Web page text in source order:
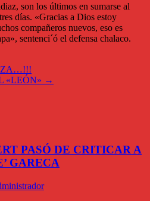
son los últimos en sumarse al
días. «Gracias a Dios estoy
compañeros nuevos, eso es
sentenci´ó el defensa chalaco.
«LEÓN» →
PASÓ DE CRITICAR A
GARECA